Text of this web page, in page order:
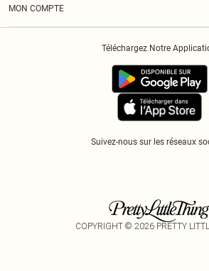
MON COMPTE
Suivez-nous sur les réseaux
Téléchargez Notre
COPYRIGHT © 2026 PRETTY